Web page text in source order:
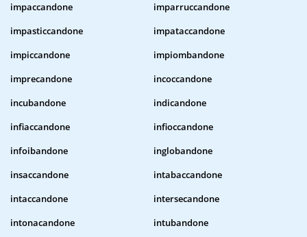
impaccandone
imparruccandone
impasticcandone
impataccandone
impiccandone
impiombandone
imprecandone
incoccandone
incubandone
indicandone
infiaccandone
infioccandone
infoibandone
inglobandone
insaccandone
intabaccandone
intaccandone
intersecandone
intonacandone
intubandone